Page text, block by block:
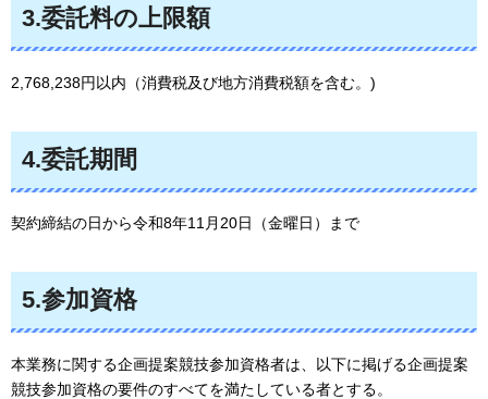
3.委託料の上限額
2,768,238円以内（消費税及び地方消費税額を含む。)
4.委託期間
契約締結の日から令和8年11月20日（金曜日）まで
5.参加資格
本業務に関する企画提案競技参加資格者は、以下に掲げる企画提案
競技参加資格の要件のすべてを満たしている者とする。